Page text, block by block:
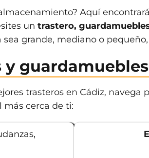
Aquí
un trastero,
grande, mediano o
y
trasteros en Cádiz, navega
más cerca de ti: